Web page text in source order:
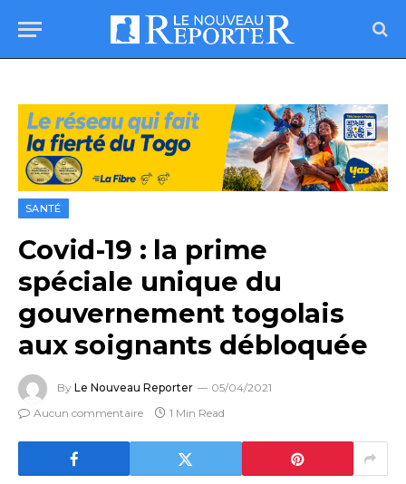
SANTÉ
Covid-19 : la prime
spéciale unique du
gouvernement togolais
aux soignants débloquée
By Le Nouveau Reporter
05/04/2021
Aucun commentaire
1 Min Read